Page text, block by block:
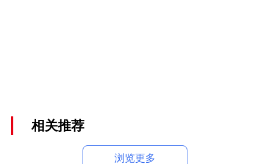
相关推荐
浏览更多